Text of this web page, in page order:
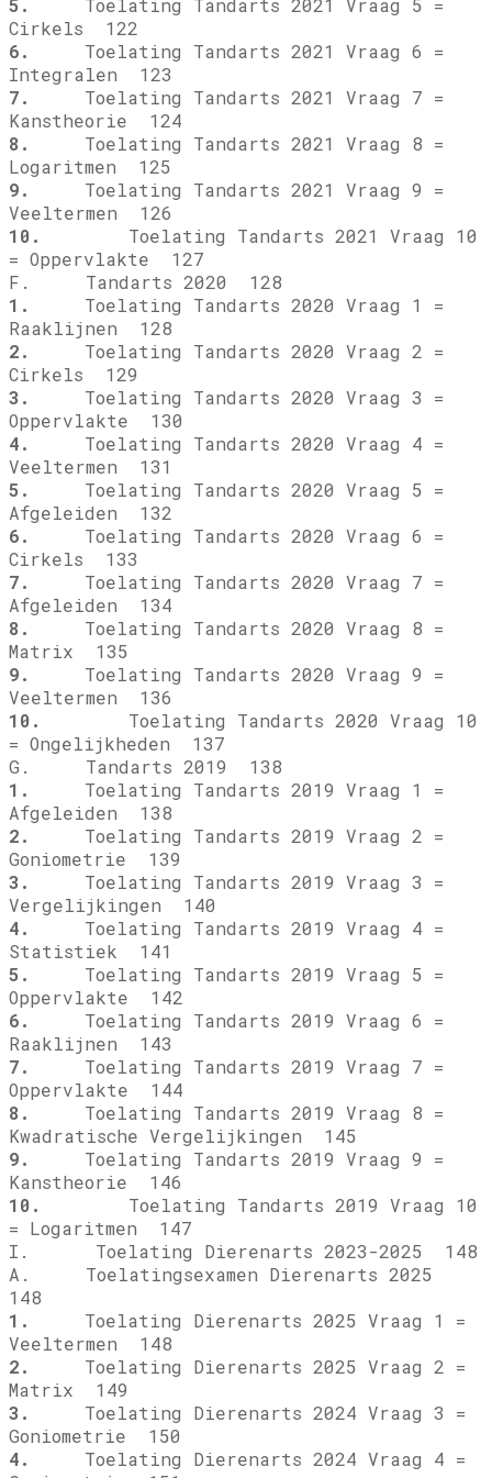
5.
Toelating Tandarts 2021 Vraag 5 =
Cirkels 122
6.
Toelating Tandarts 2021 Vraag 6 =
Integralen 123
7.
Toelating Tandarts 2021 Vraag 7 =
Kanstheorie 124
8.
Toelating Tandarts 2021 Vraag 8 =
Logaritmen 125
9.
Toelating Tandarts 2021 Vraag 9 =
Veeltermen 126
10.
Toelating Tandarts 2021 Vraag 10
= Oppervlakte 127
F. Tandarts 2020 128
1.
Toelating Tandarts 2020 Vraag 1 =
Raaklijnen 128
2.
Toelating Tandarts 2020 Vraag 2 =
Cirkels 129
3.
Toelating Tandarts 2020 Vraag 3 =
Oppervlakte 130
4.
Toelating Tandarts 2020 Vraag 4 =
Veeltermen 131
5.
Toelating Tandarts 2020 Vraag 5 =
Afgeleiden 132
6.
Toelating Tandarts 2020 Vraag 6 =
Cirkels 133
7.
Toelating Tandarts 2020 Vraag 7 =
Afgeleiden 134
8.
Toelating Tandarts 2020 Vraag 8 =
Matrix 135
9.
Toelating Tandarts 2020 Vraag 9 =
Veeltermen 136
10.
Toelating Tandarts 2020 Vraag 10
= Ongelijkheden 137
G. Tandarts 2019 138
1.
Toelating Tandarts 2019 Vraag 1 =
Afgeleiden 138
2.
Toelating Tandarts 2019 Vraag 2 =
Goniometrie 139
3.
Toelating Tandarts 2019 Vraag 3 =
Vergelijkingen 140
4.
Toelating Tandarts 2019 Vraag 4 =
Statistiek 141
5.
Toelating Tandarts 2019 Vraag 5 =
Oppervlakte 142
6.
Toelating Tandarts 2019 Vraag 6 =
Raaklijnen 143
7.
Toelating Tandarts 2019 Vraag 7 =
Oppervlakte 144
8.
Toelating Tandarts 2019 Vraag 8 =
Kwadratische Vergelijkingen 145
9.
Toelating Tandarts 2019 Vraag 9 =
Kanstheorie 146
10.
Toelating Tandarts 2019 Vraag 10
= Logaritmen 147
I. Toelating Dierenarts 2023-2025 148
A. Toelatingsexamen Dierenarts 2025
148
1.
Toelating Dierenarts 2025 Vraag 1 =
Veeltermen 148
2.
Toelating Dierenarts 2025 Vraag 2 =
Matrix 149
3.
Toelating Dierenarts 2024 Vraag 3 =
Goniometrie 150
4.
Toelating Dierenarts 2024 Vraag 4 =